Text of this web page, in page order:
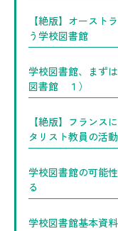
【絶版】オースト
う学校図書館
学校図書館、まず
図書館 １）
【絶版】フランス
タリスト教員の活動
学校図書館の可能
る
学校図書館基本資